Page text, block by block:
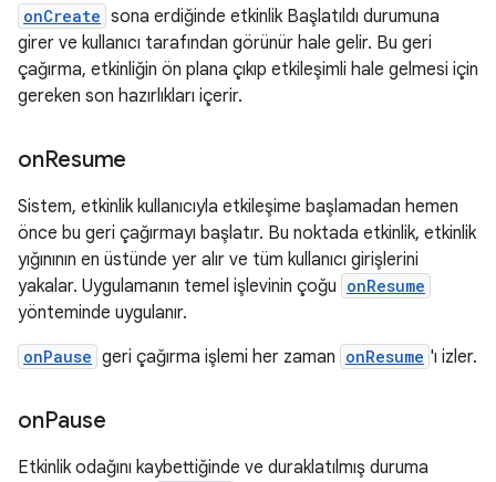
onCreate sona erdiğinde etkinlik Başlatıldı durumuna
girer ve kullanıcı tarafından görünür hale gelir. Bu geri
çağırma, etkinliğin ön plana çıkıp etkileşimli hale gelmesi için
gereken son hazırlıkları içerir.
onResume
Sistem, etkinlik kullanıcıyla etkileşime başlamadan hemen
önce bu geri çağırmayı başlatır. Bu noktada etkinlik, etkinlik
yığınının en üstünde yer alır ve tüm kullanıcı girişlerini
yakalar. Uygulamanın temel işlevinin çoğu onResume
yönteminde uygulanır.
onPause geri çağırma işlemi her zaman onResume 'ı izler.
onPause
Etkinlik odağını kaybettiğinde ve duraklatılmış duruma